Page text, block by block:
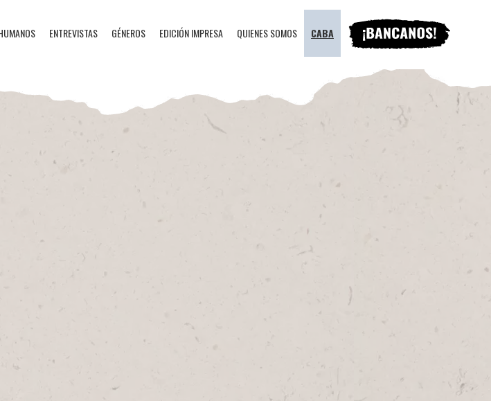
ENTREVISTAS GÉNEROS EDICIÓN IMPRESA QUIENES SOMOS CABA